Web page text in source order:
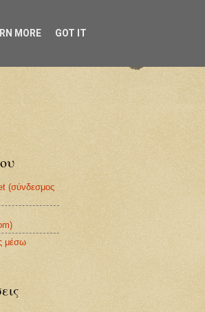
(σύνδεσμος
μέσω
MORE GOT IT